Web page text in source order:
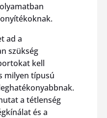
ad a
szükség
kell
milyen típusú
a tétlenség
és a